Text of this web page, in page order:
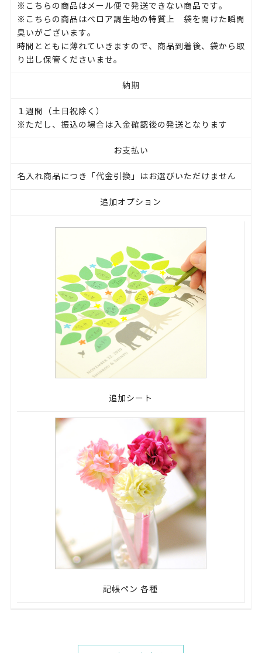
※こちらの商品はメール便で発送できない商品です。
※こちらの商品はベロア調生地の特質上 袋を開けた瞬間
臭いがございます。
時間とともに薄れていきますので、商品到着後、袋から取
り出し保管くださいませ。
納期
１週間（土日祝除く）
※ただし、振込の場合は入金確認後の発送となります
お支払い
名入れ商品につき「代金引換」はお選びいただけません
追加オプション
追加シート
記帳ペン 各種